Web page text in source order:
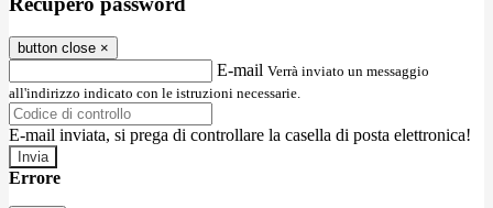
button close ×
E-mail Verrà inviato un messaggio
all'indirizzo indicato con le istruzioni necessarie.
E-mail inviata, si prega di controllare la casella di posta elettronica!
Errore